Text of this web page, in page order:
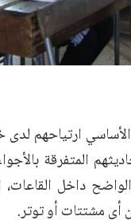
ارتياحهم
المتفرقة
داخل
أي مشتتات أو توتر.